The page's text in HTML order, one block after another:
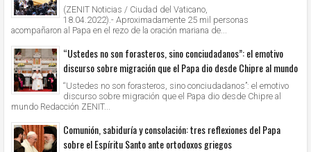
(ZENIT Noticias / Ciudad del Vaticano,
18.04.2022).- Aproximadamente 25 mil personas
acompañaron al Papa en el rezo de la oración mariana de...
“Ustedes no son forasteros, sino conciudadanos”: el emotivo
discurso sobre migración que el Papa dio desde Chipre al mundo
“Ustedes no son forasteros, sino conciudadanos”: el emotivo
discurso sobre migración que el Papa dio desde Chipre al
mundo Redacción ZENIT...
Comunión, sabiduría y consolación: tres reflexiones del Papa
sobre el Espíritu Santo ante ortodoxos griegos